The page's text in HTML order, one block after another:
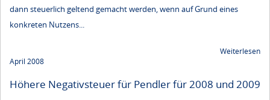
dann steuerlich geltend gemacht werden, wenn auf Grund eines
konkreten Nutzens...
Weiterlesen
April 2008
Höhere Negativsteuer für Pendler für 2008 und 2009